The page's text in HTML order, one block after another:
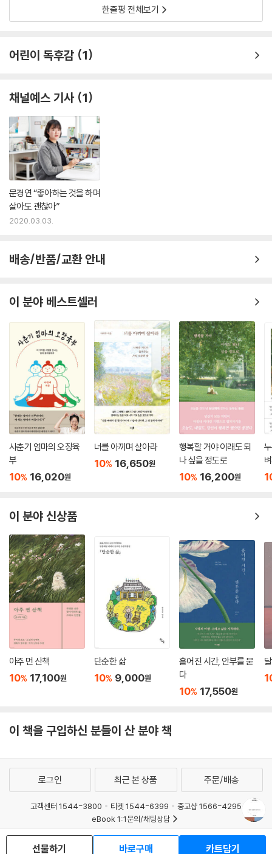
한줄평 전체보기
어린이 독후감 1
채널예스 기사 1
문경연 “좋아하는 것을 하며
살아도 괜찮아”
2020.03.03.
배송/반품/교환 안내
이 분야 베스트셀러
사춘기 엄마의 오장육
부
10% 16,020원
너를 아끼며 살아라
10% 16,650원
행복할 거야 이래도 되
나 싶을 정도로
10% 16,200원
이 분야 신상품
아주 먼 산책
10% 17,100원
단순한 삶
10% 9,000원
흩어진 시간, 안부를 묻
다
10% 17,550원
이 책을 구입하신 분들이 산 분야 책
선물하기 바로구매 카트담기
로그인 최근 본 상품 주문/배송
고객센터 1544-3800 티켓 1544-6399
중고샵 1566-4295
eBook 1:1문의/채팅상담
예스이십사(주) 사업자 정보